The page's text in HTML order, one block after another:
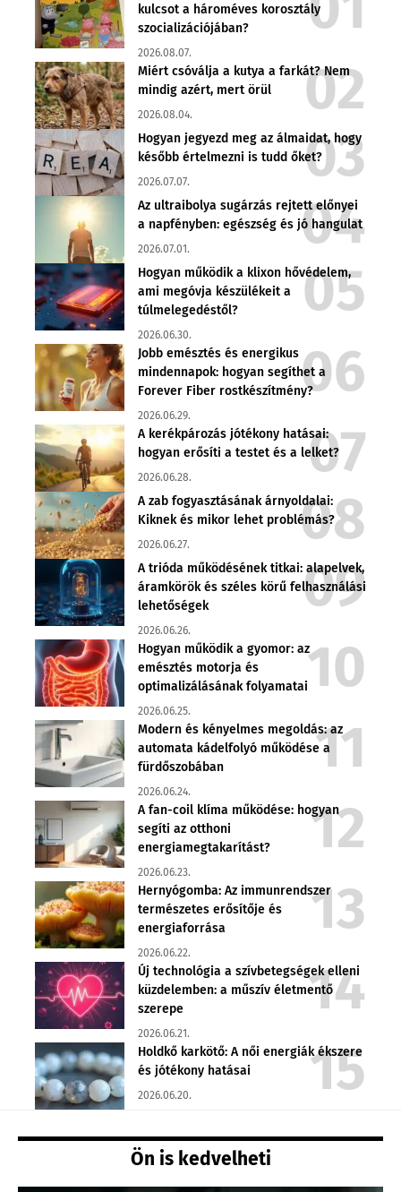
kulcsot a hároméves korosztály
szocializációjában?
2026.08.07.
Miért csóválja a kutya a farkát? Nem
mindig azért, mert örül
2026.08.04.
Hogyan jegyezd meg az álmaidat, hogy
később értelmezni is tudd őket?
2026.07.07.
Az ultraibolya sugárzás rejtett előnyei
a napfényben: egészség és jó hangulat
2026.07.01.
Hogyan működik a klixon hővédelem,
ami megóvja készülékeit a
túlmelegedéstől?
2026.06.30.
Jobb emésztés és energikus
mindennapok: hogyan segíthet a
Forever Fiber rostkészítmény?
2026.06.29.
A kerékpározás jótékony hatásai:
hogyan erősíti a testet és a lelket?
2026.06.28.
A zab fogyasztásának árnyoldalai:
Kiknek és mikor lehet problémás?
2026.06.27.
A trióda működésének titkai: alapelvek,
áramkörök és széles körű felhasználási
lehetőségek
2026.06.26.
Hogyan működik a gyomor: az
emésztés motorja és
optimalizálásának folyamatai
2026.06.25.
Modern és kényelmes megoldás: az
automata kádelfolyó működése a
fürdőszobában
2026.06.24.
A fan-coil klíma működése: hogyan
segíti az otthoni
energiamegtakarítást?
2026.06.23.
Hernyógomba: Az immunrendszer
természetes erősítője és
energiaforrása
2026.06.22.
Új technológia a szívbetegségek elleni
küzdelemben: a műszív életmentő
szerepe
2026.06.21.
Holdkő karkötő: A női energiák ékszere
és jótékony hatásai
2026.06.20.
Ön is kedvelheti